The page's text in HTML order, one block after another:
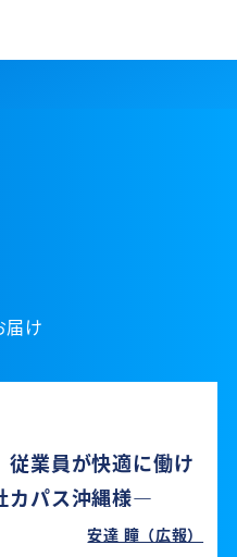
届け
従業員が快適に働け
カパス沖縄様―
安達 瞳（広報）